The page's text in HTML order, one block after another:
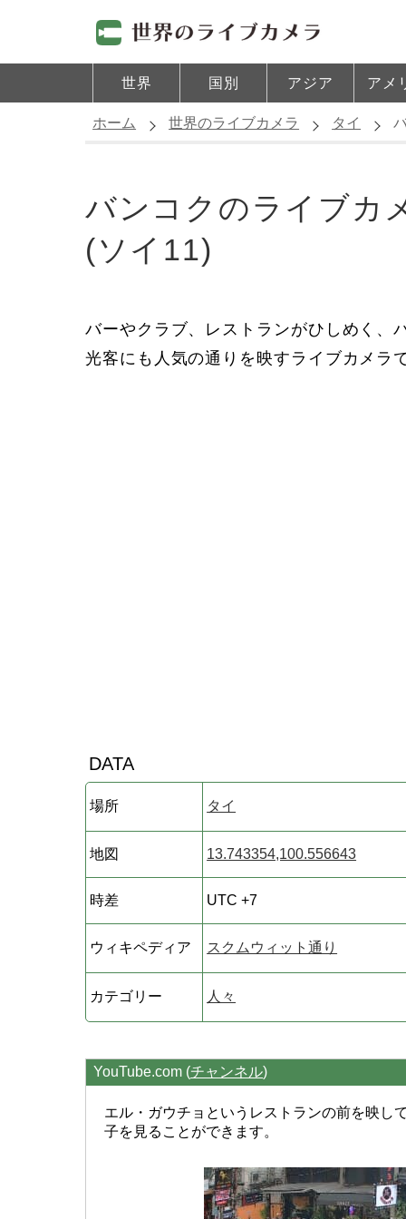
世界 国別 アジア アメ
ホーム 世界のライブカメラ タイ
バンコクのライブカ
(ソイ11)
バーやクラブ、レストランがひしめく、
光客にも人気の通りを映すライブカメラ
DATA
場所 タイ
地図 13.743354,100.556643
時差 UTC +7
ウィキペディア スクムウィット通り
カテゴリー 人々
YouTube.com (チャンネル)
エル・ガウチョというレストランの前を映し
子を見ることができます。